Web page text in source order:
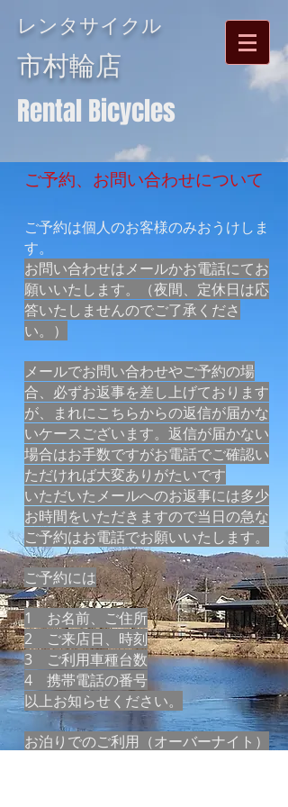
レンタサイクル
市村輪店
Rental Bicycles
ご予約、お問い合わせについて
​ご予約は個人のお客様のみおうけしま
す。
お問い合わせはメールかお電話にてお
願いいたします。（夜間、定休日は応
答いたしませんのでご了承くださ
い。）
メールでお問い合わせやご予約の場
合、必ずお返事を差し上げております
が、まれにこちらからの返信が届かな
いケースございます。返信が届かない
場合はお手数ですがお電話でご確認い
ただければ大変ありがたいです
​​いただいたメールへのお返事には多少
お時間をいただきますので当日の急な
ご予約はお電話でお願いいたします。
ご予約には
1 お名前、ご住所
2 ご来店日、時刻
3 ご利用車種台数
4 携帯電話の番号
以上お知らせください。
​​お泊りでのご利用（オーバーナイト）